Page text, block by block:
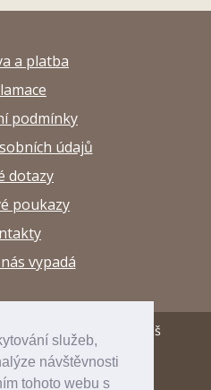
služeb,
návštěvnosti
tohoto webu s
a platba
podmínky
údajů
dotazy
poukazy
vypadá
a výtvarné potřeby Arttuš
byinspirum
inspishop